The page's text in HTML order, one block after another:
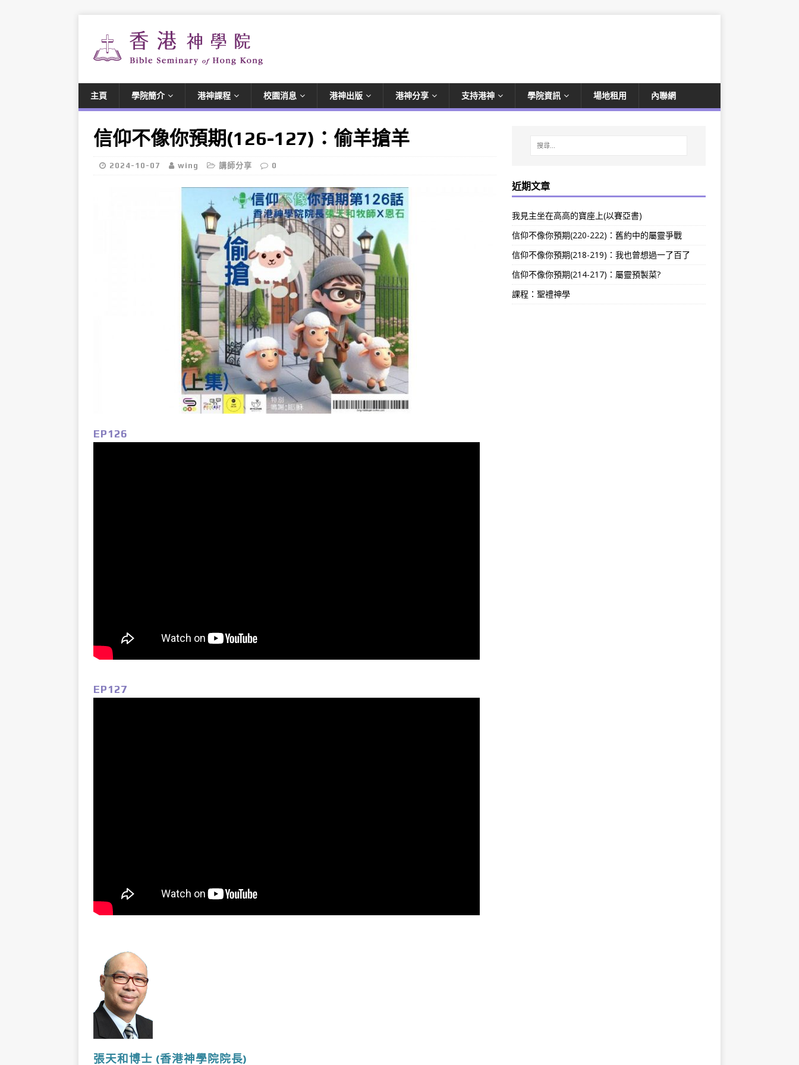
主頁 學院簡介 港神課程 校園消息 港神出版 港神分享 支持港神 學院資訊 場地租用 內聯網
信仰不像你預期(126-127)：偷羊搶羊
2024-10-07 wing 講師分享 0
EP126
EP127
張天和博士 (香港神學院院長)
近期文章
我見主坐在高高的寶座上(以賽亞書)
信仰不像你預期(220-222)：舊約中的屬靈爭戰
信仰不像你預期(218-219)：我也曾想過一了百了
信仰不像你預期(214-217)：屬靈預製菜?
課程：聖禮神學